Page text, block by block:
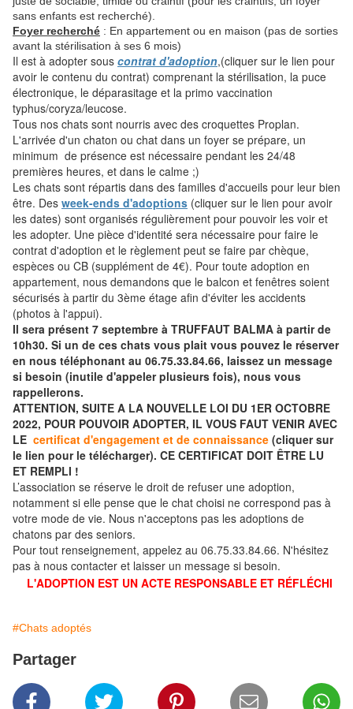
sans enfants est recherché).
Foyer recherché : En appartement ou en maison (pas de sorties
avant la stérilisation à ses 6 mois)
Il est à adopter sous contrat d'adoption,(cliquer sur le lien pour
avoir le contenu du contrat) comprenant la stérilisation, la puce
électronique, le déparasitage et la primo vaccination
typhus/coryza/leucose.
Tous nos chats sont nourris avec des croquettes Proplan.
L'arrivée d'un chaton ou chat dans un foyer se prépare, un
minimum de présence est nécessaire pendant les 24/48
premières heures, et dans le calme ;)
Les chats sont répartis dans des familles d'accueils pour leur bien
être. Des week-ends d'adoptions (cliquer sur le lien pour avoir
les dates) sont organisés régulièrement pour pouvoir les voir et
les adopter. Une pièce d'identité sera nécessaire pour faire le
contrat d'adoption et le règlement peut se faire par chèque,
espèces ou CB (supplément de 4€). Pour toute adoption en
appartement, nous demandons que le balcon et fenêtres soient
sécurisés à partir du 3ème étage afin d'éviter les accidents
(photos à l'appui).
Il sera présent 7 septembre à TRUFFAUT BALMA à partir de
10h30. Si un de ces chats vous plait vous pouvez le réserver
en nous téléphonant au 06.75.33.84.66, laissez un message
si besoin (inutile d'appeler plusieurs fois), nous vous
rappellerons.
ATTENTION, SUITE A LA NOUVELLE LOI DU 1ER OCTOBRE
2022, POUR POUVOIR ADOPTER, IL VOUS FAUT VENIR AVEC
LE certificat d'engagement et de connaissance (cliquer sur
le lien pour le télécharger). CE CERTIFICAT DOIT ÊTRE LU
ET REMPLI !
L’association se réserve le droit de refuser une adoption,
notamment si elle pense que le chat choisi ne correspond pas à
votre mode de vie. Nous n'acceptons pas les adoptions de
chatons par des seniors.
Pour tout renseignement, appelez au 06.75.33.84.66. N'hésitez
pas à nous contacter et laisser un message si besoin.
L'ADOPTION EST UN ACTE RESPONSABLE ET RÉFLÉCHI
#Chats adoptés
Partager